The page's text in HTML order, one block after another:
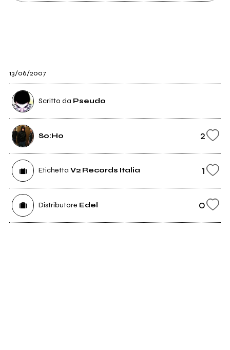
13/06/2007
Scritto da Pseudo
So:Ho 2
Etichetta V2 Records Italia 1
Distributore Edel 0